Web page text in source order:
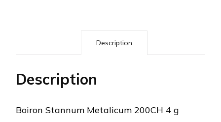
Description
Description
Boiron Stannum Metalicum 200CH 4 g